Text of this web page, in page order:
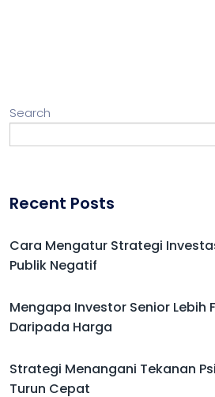
Search
Recent Posts
Cara Mengatur Strategi
Publik Negatif
Mengapa Investor Senior Lebih
Daripada Harga
Strategi Menangani Tekanan
Turun Cepat